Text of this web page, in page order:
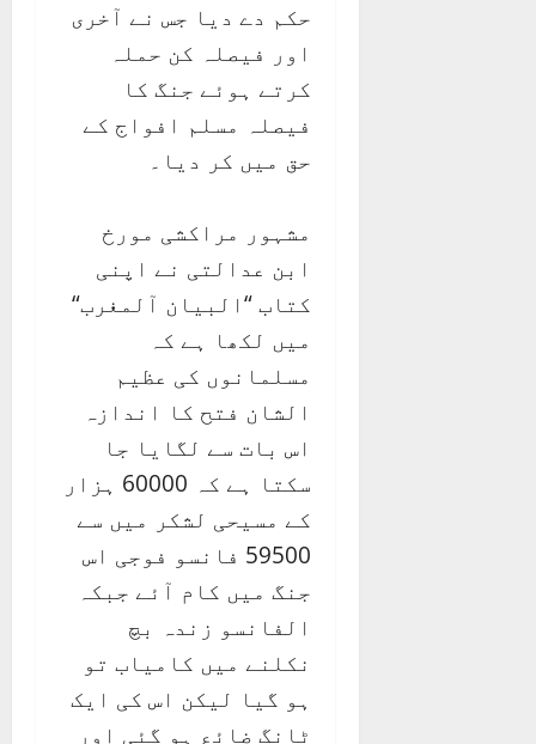
حکم دے دیا جس نے آخری
اور فیصلہ کن حملہ
کرتے ہوئے جنگ کا
فیصلہ مسلم افواج کے
حق میں کر دیا۔
مشہور مراکشی مورخ
ابن عدالتی نے اپنی
کتاب “البیان آلمغرب“
میں لکھا ہے کہ
مسلمانوں کی عظیم
الشان فتح کا اندازہ
اس بات سے لگایا جا
سکتا ہے کہ 60000 ہزار
کے مسیحی لشکر میں سے
59500 فانسو فوجی اس
جنگ میں کام آئے جبکہ
الفانسو زندہ بچ
نکلنے میں کامیاب تو
ہو گیا لیکن اس کی ایک
ٹانگ ضائع ہو گئی اور